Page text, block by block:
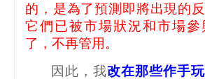
的，是為了預測即將出現的
它們已被市場狀況和市場參
了，不再管用。
因此，我改在那些作手